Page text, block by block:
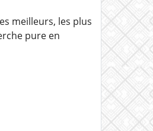
meilleurs, les plus
pure en